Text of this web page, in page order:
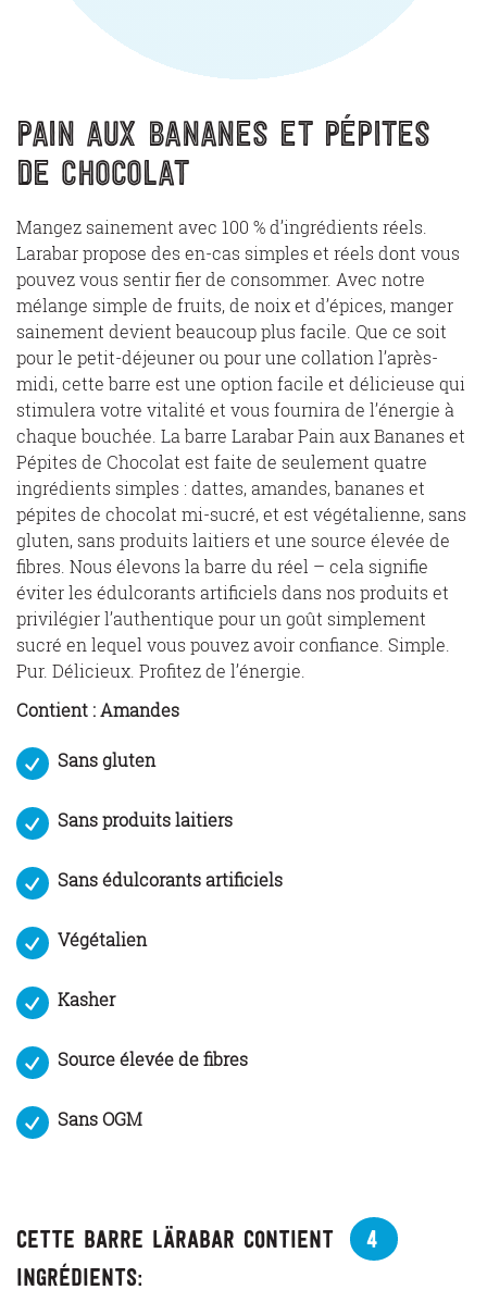
Pain aux bananes et pépites
de chocolat
Mangez sainement avec 100 % d’ingrédients réels.
Larabar propose des en-cas simples et réels dont vous
pouvez vous sentir fier de consommer. Avec notre
mélange simple de fruits, de noix et d’épices, manger
sainement devient beaucoup plus facile. Que ce soit
pour le petit-déjeuner ou pour une collation l’après-
midi, cette barre est une option facile et délicieuse qui
stimulera votre vitalité et vous fournira de l’énergie à
chaque bouchée. La barre Larabar Pain aux Bananes et
Pépites de Chocolat est faite de seulement quatre
ingrédients simples : dattes, amandes, bananes et
pépites de chocolat mi-sucré, et est végétalienne, sans
gluten, sans produits laitiers et une source élevée de
fibres. Nous élevons la barre du réel – cela signifie
éviter les édulcorants artificiels dans nos produits et
privilégier l’authentique pour un goût simplement
sucré en lequel vous pouvez avoir confiance. Simple.
Pur. Délicieux. Profitez de l’énergie.
Contient : Amandes
Sans gluten
Sans produits laitiers
Sans édulcorants artificiels
Végétalien
Kasher
Source élevée de fibres
Sans OGM
Cette barre Lärabar contient
4
ingrédients: